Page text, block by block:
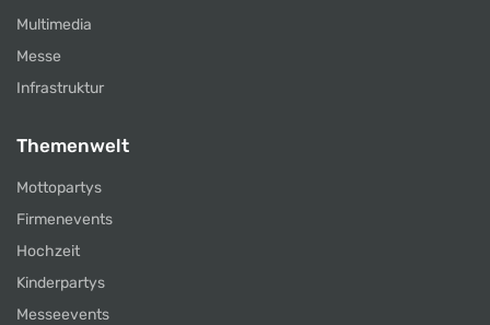
Multimedia
Messe
Infrastruktur
Themenwelt
Mottopartys
Firmenevents
Hochzeit
Kinderpartys
Messeevents